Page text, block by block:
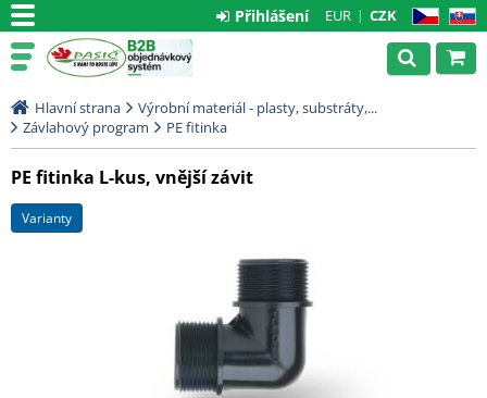
CZ SK
EUR CZK
Přihlášení
Hlavní strana
Výrobní materiál - plasty, substráty,...
Závlahový program
PE fitinka
PE fitinka L-kus, vnější závit
varianty